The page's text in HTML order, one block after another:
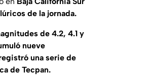
de la jornada.
de 4.2, 4.1 y
nueve
una serie de
de Tecpan.